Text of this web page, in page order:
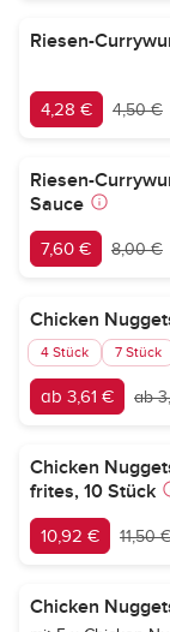
Riesen-
4,28 € 4,50 €
Riesen-
Sauce
7,60 € 8,00 €
Chicken
4 Stück 7 Stück
ab 3,61 € ab
Chicken
frites, 10 Stück
10,92 € 11,50
Chicken